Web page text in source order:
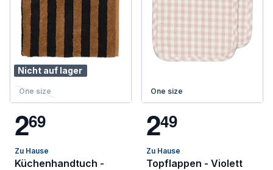
Nicht auf lager
One size
269
Zu Hause
Küchenhandtuch -
One size
249
Zu Hause
Topflappen - Violett